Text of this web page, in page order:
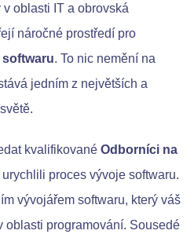
oblasti IT a obrovská
náročné prostředí pro
. To nic nemění na
jedním z největších a
kvalifikované Odborníci na
proces vývoje softwaru.
vývojářem softwaru, který váš
oblasti programování. Sousedé